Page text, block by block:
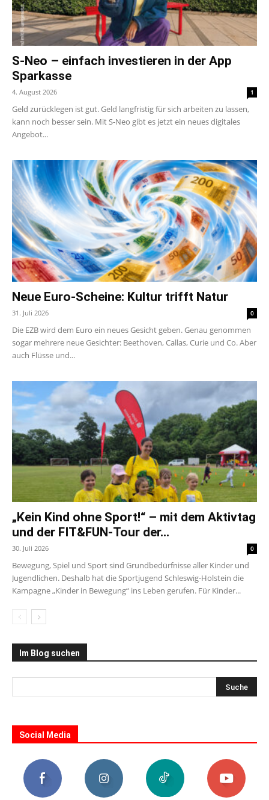
S-Neo – einfach investieren in der App
Sparkasse
4. August 2026 1
Geld zurücklegen ist gut. Geld langfristig für sich arbeiten zu lassen,
kann noch besser sein. Mit S-Neo gibt es jetzt ein neues digitales
Angebot...
Neue Euro-Scheine: Kultur trifft Natur
31. Juli 2026 0
Die EZB wird dem Euro ein neues Gesicht geben. Genau genommen
sogar mehrere neue Gesichter: Beethoven, Callas, Curie und Co. Aber
auch Flüsse und...
„Kein Kind ohne Sport!“ – mit dem Aktivtag
und der FIT&FUN-Tour der...
30. Juli 2026 0
Bewegung, Spiel und Sport sind Grundbedürfnisse aller Kinder und
Jugendlichen. Deshalb hat die Sportjugend Schleswig-Holstein die
Kampagne „Kinder in Bewegung“ ins Leben gerufen. Für Kinder...
Im Blog suchen
Social Media